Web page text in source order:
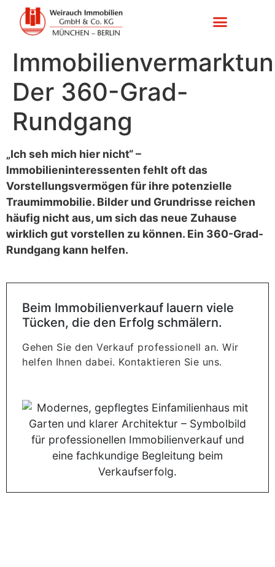
Der 360-Grad-
Rundgang
„Ich seh mich hier nicht“ –
Immobilieninteressenten fehlt oft das
Vorstellungsvermögen für ihre potenzielle
Traumimmobilie. Bilder und Grundrisse reichen
häufig nicht aus, um sich das neue Zuhause
wirklich gut vorstellen zu können. Ein 360-Grad-
Rundgang kann helfen.
Beim Immobilienverkauf lauern viele
Tücken, die den Erfolg schmälern.
Gehen Sie den Verkauf professionell an. Wir
helfen Ihnen dabei. Kontaktieren Sie uns.